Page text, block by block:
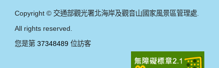
Copyright © 交通部觀光署北海岸及觀音山國家風景區管理處.
All rights reserved.
您是第 37348489 位訪客